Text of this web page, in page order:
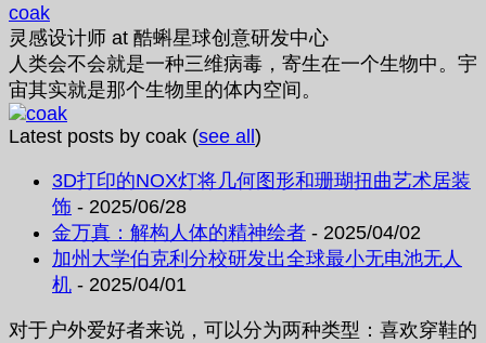
coak
灵感设计师 at 酷蝌星球创意研发中心
人类会不会就是一种三维病毒，寄生在一个生物中。宇
宙其实就是那个生物里的体内空间。
Latest posts by coak (see all)
3D打印的NOX灯将几何图形和珊瑚扭曲艺术居装
饰 - 2025/06/28
金万真：解构人体的精神绘者 - 2025/04/02
加州大学伯克利分校研发出全球最小无电池无人
机 - 2025/04/01
对于户外爱好者来说，可以分为两种类型：喜欢穿鞋的